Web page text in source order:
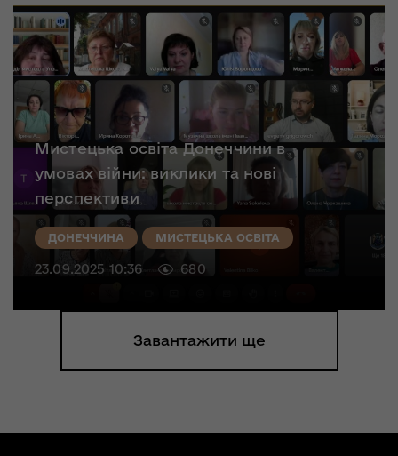
Мистецька освіта Донеччини в
умовах війни: виклики та нові
перспективи
ДОНЕЧЧИНА МИСТЕЦЬКА ОСВІТА
23.09.2025 10:36 680
Завантажити ще